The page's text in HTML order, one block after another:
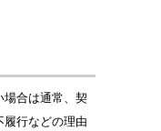
場合は通常、契
行などの理由